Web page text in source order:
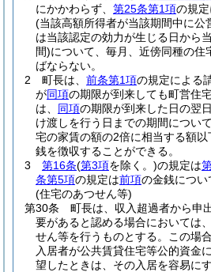
にかかわらず、 第25条第1項の規
(当該高額所得者が当該期間中に公
は当該認定の効力が生じる日から
間)について、毎月、近傍同種の住
ばならない。
2
町長は、 前条第1項の規定による
が同項の期限が到来しても町営住
は、 同項の期限が到来した日の翌
け渡しを行う日までの期間につい
宅の家賃の額の2倍に相当する額
銭を徴収することができる。
3
第16条(第3項を除く。)の規定は
条第5項の規定は前項の金銭につい
(住宅のあつせん等)
第30条
町長は、収入超過者から申
要があると認める場合においては
せん等を行うものとする。
この場
入居者が公共賃貸住宅等公的資金
望したときは、その入居を容易に